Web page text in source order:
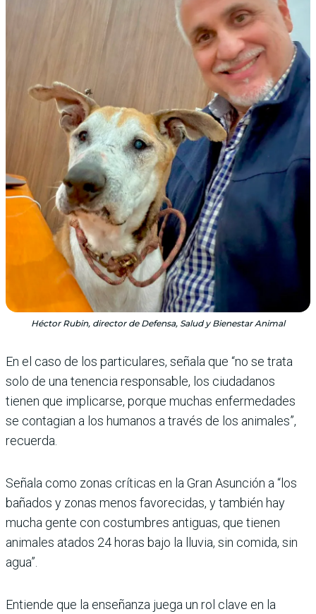
Héctor Rubin, director de Defensa, Salud y Bienestar Animal
En el caso de los particulares, señala que “no se trata
solo de una tenencia responsable, los ciudadanos
tienen que implicarse, porque muchas enfermedades
se contagian a los humanos a través de los animales”,
recuerda.
Señala como zonas críticas en la Gran Asunción a “los
bañados y zonas menos favorecidas, y también hay
mucha gente con costumbres antiguas, que tienen
animales atados 24 horas bajo la lluvia, sin comida, sin
agua”.
Entiende que la enseñanza juega un rol clave en la